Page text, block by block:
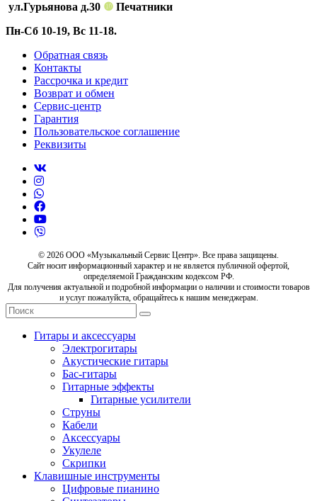
ул.Гурьянова д.30 ❿ Печатники
Пн-Сб 10-19, Вс 11-18.
Обратная связь
Контакты
Рассрочка и кредит
Возврат и обмен
Сервис-центр
Гарантия
Пользовательское соглашение
Реквизиты
© 2026 ООО «Музыкальный Сервис Центр». Все права защищены.
Сайт носит информационный характер и не является публичной офертой,
определяемой Гражданским кодексом РФ.
Для получения актуальной и подробной информации о наличии и стоимости товаров
и услуг пожалуйста, обращайтесь к нашим менеджерам.
Гитары и аксессуары
Электрогитары
Акустические гитары
Бас-гитары
Гитарные эффекты
Гитарные усилители
Струны
Кабели
Аксессуары
Укулеле
Скрипки
Клавишные инструменты
Цифровые пианино